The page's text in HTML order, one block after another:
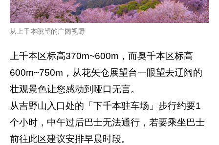
从上千本眺望的广阔视野
上千本区标高370m~600m，而奥千本区标高
600m~750m，从花矢仓展望台一眼望去辽阔的
壮观景色让您感动到哑口无言。
从吉野山入口处的「下千本驻车场」步行约要1
个小时，中午过后巴士无法通行，若要乘坐巴士
前往此区建议安排早晨时段。